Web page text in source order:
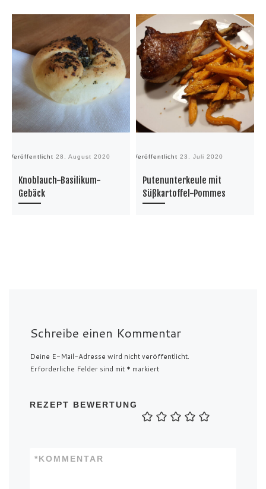
Veröffentlicht 28. August 2020
Knoblauch-Basilikum-
Gebäck
Veröffentlicht 23. Juli 2020
Putenunterkeule mit
Süßkartoffel-Pommes
Schreibe einen Kommentar
Deine E-Mail-Adresse wird nicht veröffentlicht.
Erforderliche Felder sind mit * markiert
REZEPT BEWERTUNG
KOMMENTAR
*